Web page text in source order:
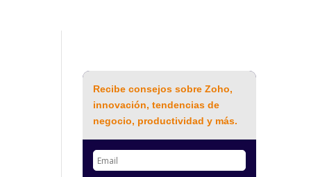
Recibe consejos sobre Zoho,
innovación, tendencias de
negocio, productividad y más.